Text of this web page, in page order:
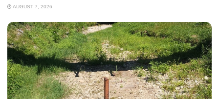
AUGUST 7, 2026